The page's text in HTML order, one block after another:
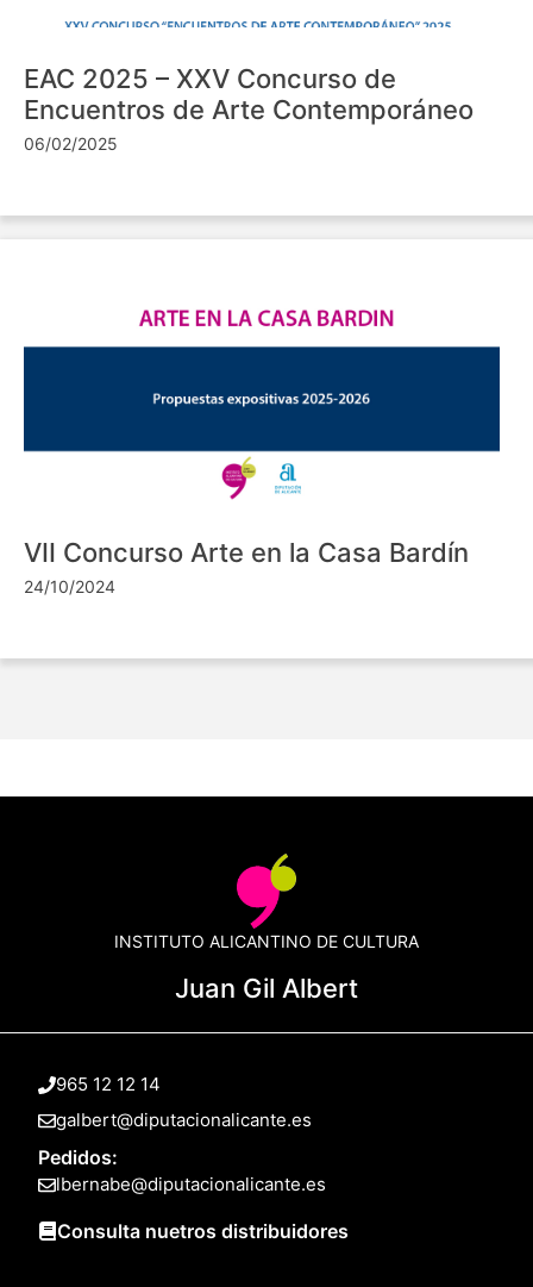
EAC 2025 – XXV Concurso de
Encuentros de Arte Contemporáneo
06/02/2025
VII Concurso Arte en la Casa Bardín
24/10/2024
INSTITUTO ALICANTINO DE CULTURA
Juan Gil Albert
965 12 12 14
galbert@diputacionalicante.es
Pedidos:
lbernabe@diputacionalicante.es
Consulta nuetros distribuidores